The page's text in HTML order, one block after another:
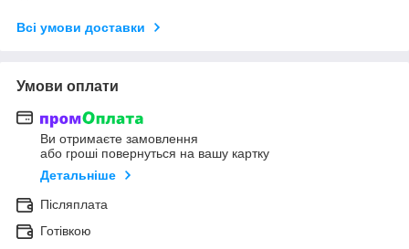
Всі умови доставки
Умови оплати
Ви отримаєте замовлення
або гроші повернуться на вашу картку
Детальніше
Післяплата
Готівкою